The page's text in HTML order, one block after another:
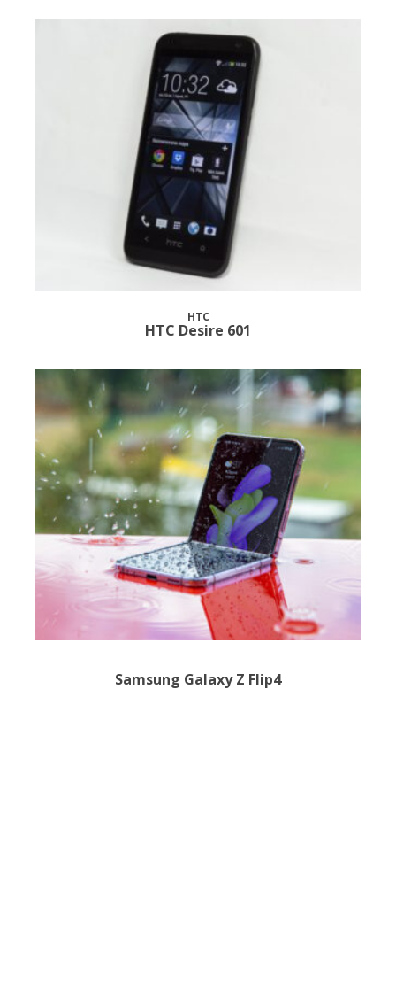
HTC
HTC Desire 601
Samsung Galaxy Z Flip4